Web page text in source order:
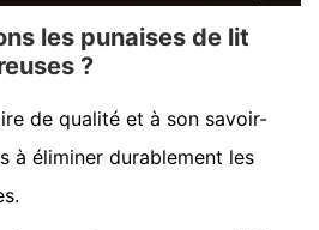
les punaises de lit
?
de qualité et à son savoir-
à éliminer durablement les